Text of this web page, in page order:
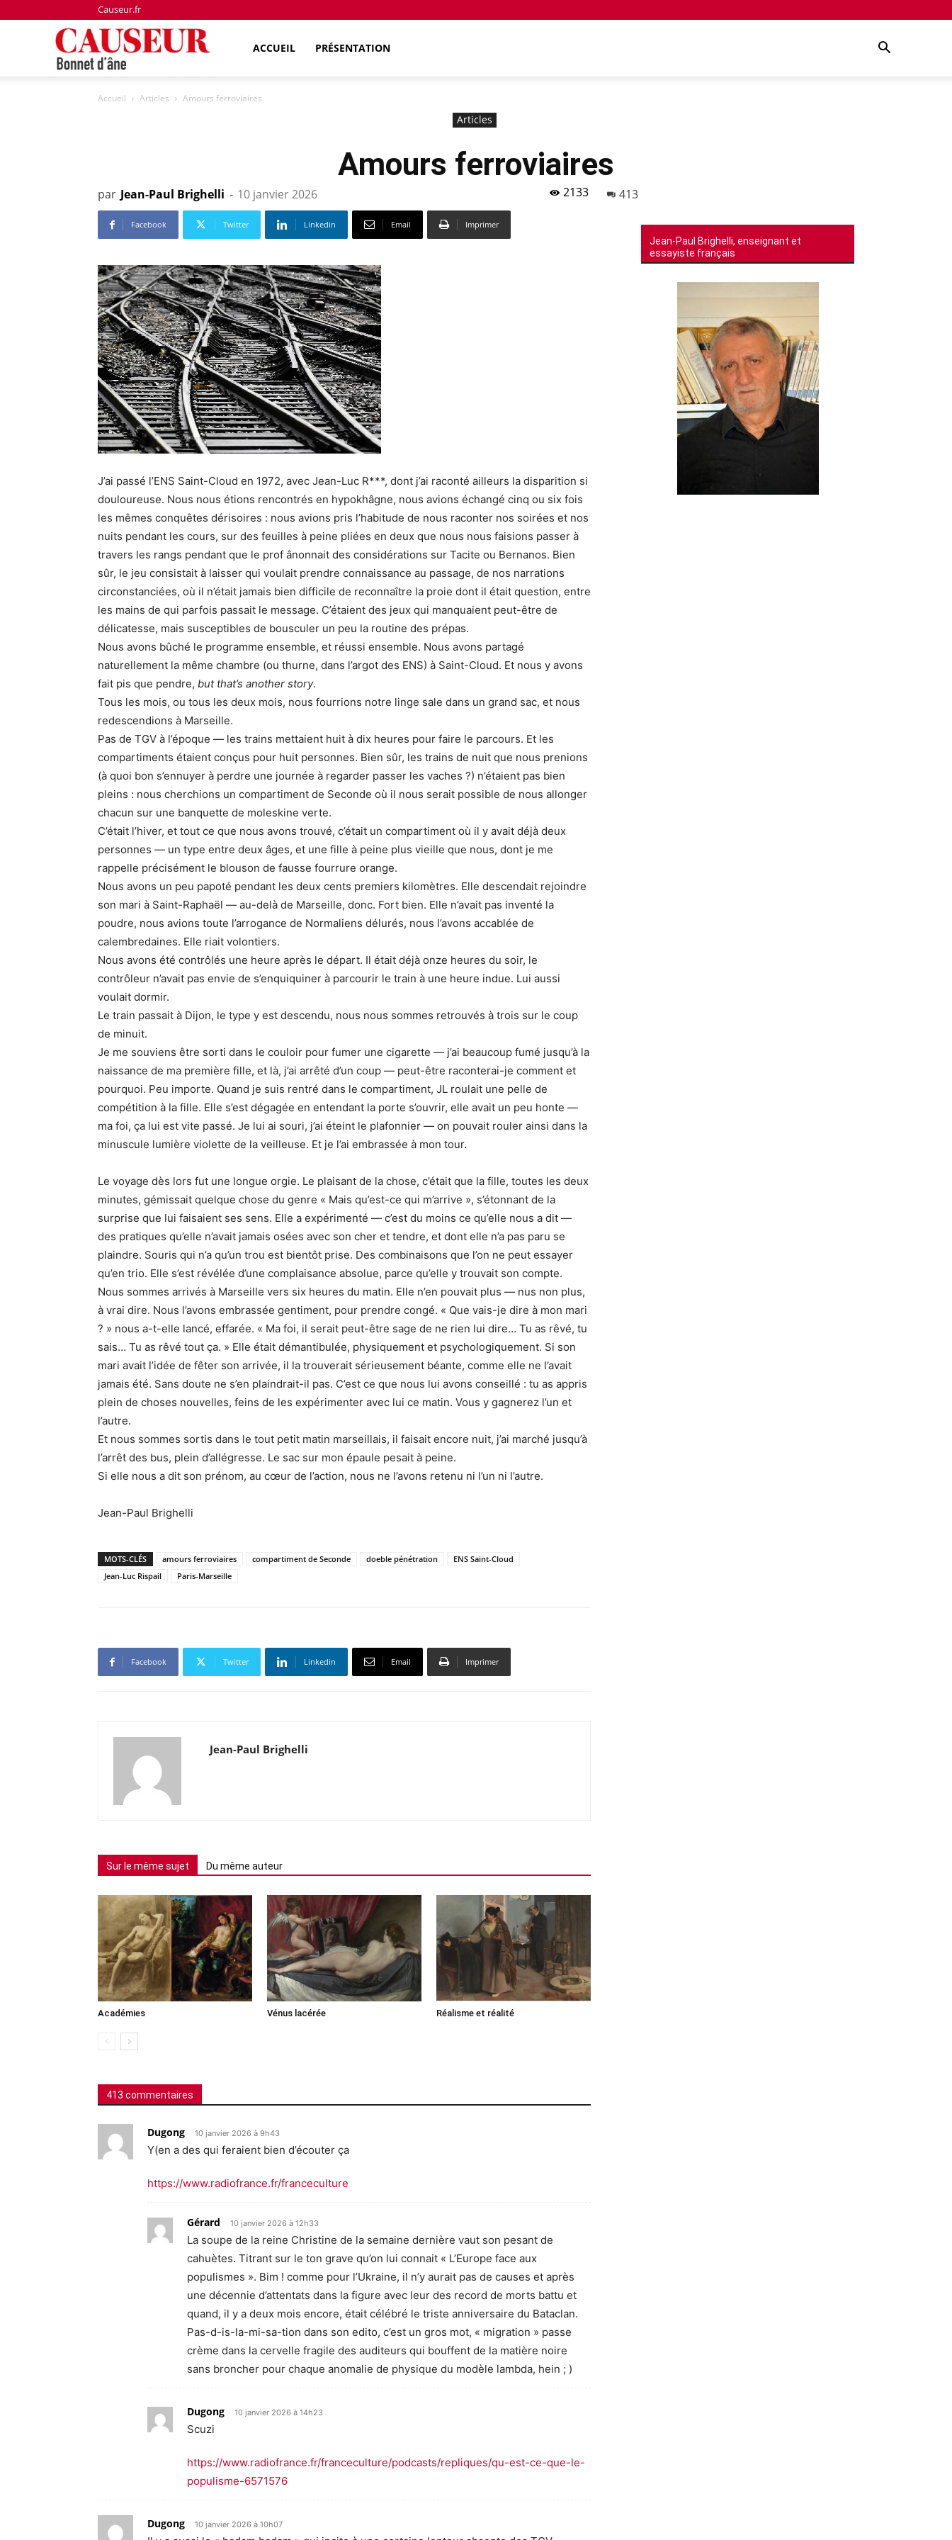
Causeur.fr
d'âne
ACCUEIL PRÉSENTATION
Accueil Articles Amours ferroviaires
Articles
Amours ferroviaires
par Jean-Paul Brighelli - 10 janvier 2026 2133 413
Facebook Twitter Linkedin Email Imprimer
J’ai passé l’ENS Saint-Cloud en 1972, avec Jean-Luc R***, dont j’ai raconté ailleurs la disparition si
douloureuse. Nous nous étions rencontrés en hypokhâgne, nous avions échangé cinq ou six fois
les mêmes conquêtes dérisoires : nous avions pris l’habitude de nous raconter nos soirées et nos
nuits pendant les cours, sur des feuilles à peine pliées en deux que nous nous faisions passer à
travers les rangs pendant que le prof ânonnait des considérations sur Tacite ou Bernanos. Bien
sûr, le jeu consistait à laisser qui voulait prendre connaissance au passage, de nos narrations
circonstanciées, où il n’était jamais bien difficile de reconnaître la proie dont il était question, entre
les mains de qui parfois passait le message. C’étaient des jeux qui manquaient peut-être de
délicatesse, mais susceptibles de bousculer un peu la routine des prépas.
Nous avons bûché le programme ensemble, et réussi ensemble. Nous avons partagé
naturellement la même chambre (ou thurne, dans l’argot des ENS) à Saint-Cloud. Et nous y avons
fait pis que pendre, but that’s another story.
Tous les mois, ou tous les deux mois, nous fourrions notre linge sale dans un grand sac, et nous
redescendions à Marseille.
Pas de TGV à l’époque — les trains mettaient huit à dix heures pour faire le parcours. Et les
compartiments étaient conçus pour huit personnes. Bien sûr, les trains de nuit que nous prenions
(à quoi bon s’ennuyer à perdre une journée à regarder passer les vaches ?) n’étaient pas bien
pleins : nous cherchions un compartiment de Seconde où il nous serait possible de nous allonger
chacun sur une banquette de moleskine verte.
C’était l’hiver, et tout ce que nous avons trouvé, c’était un compartiment où il y avait déjà deux
personnes — un type entre deux âges, et une fille à peine plus vieille que nous, dont je me
rappelle précisément le blouson de fausse fourrure orange.
Nous avons un peu papoté pendant les deux cents premiers kilomètres. Elle descendait rejoindre
son mari à Saint-Raphaël — au-delà de Marseille, donc. Fort bien. Elle n’avait pas inventé la
poudre, nous avions toute l’arrogance de Normaliens délurés, nous l’avons accablée de
calembredaines. Elle riait volontiers.
Nous avons été contrôlés une heure après le départ. Il était déjà onze heures du soir, le
contrôleur n’avait pas envie de s’enquiquiner à parcourir le train à une heure indue. Lui aussi
voulait dormir.
Le train passait à Dijon, le type y est descendu, nous nous sommes retrouvés à trois sur le coup
de minuit.
Je me souviens être sorti dans le couloir pour fumer une cigarette — j’ai beaucoup fumé jusqu’à la
naissance de ma première fille, et là, j’ai arrêté d’un coup — peut-être raconterai-je comment et
pourquoi. Peu importe. Quand je suis rentré dans le compartiment, JL roulait une pelle de
compétition à la fille. Elle s’est dégagée en entendant la porte s’ouvrir, elle avait un peu honte —
ma foi, ça lui est vite passé. Je lui ai souri, j’ai éteint le plafonnier — on pouvait rouler ainsi dans la
minuscule lumière violette de la veilleuse. Et je l’ai embrassée à mon tour.
Le voyage dès lors fut une longue orgie. Le plaisant de la chose, c’était que la fille, toutes les deux
minutes, gémissait quelque chose du genre « Mais qu’est-ce qui m’arrive », s’étonnant de la
surprise que lui faisaient ses sens. Elle a expérimenté — c’est du moins ce qu’elle nous a dit —
des pratiques qu’elle n’avait jamais osées avec son cher et tendre, et dont elle n’a pas paru se
plaindre. Souris qui n’a qu’un trou est bientôt prise. Des combinaisons que l’on ne peut essayer
qu’en trio. Elle s’est révélée d’une complaisance absolue, parce qu’elle y trouvait son compte.
Nous sommes arrivés à Marseille vers six heures du matin. Elle n’en pouvait plus — nus non plus,
à vrai dire. Nous l’avons embrassée gentiment, pour prendre congé. « Que vais-je dire à mon mari
? » nous a-t-elle lancé, effarée. « Ma foi, il serait peut-être sage de ne rien lui dire… Tu as rêvé, tu
sais… Tu as rêvé tout ça. » Elle était démantibulée, physiquement et psychologiquement. Si son
mari avait l’idée de fêter son arrivée, il la trouverait sérieusement béante, comme elle ne l’avait
jamais été. Sans doute ne s’en plaindrait-il pas. C’est ce que nous lui avons conseillé : tu as appris
plein de choses nouvelles, feins de les expérimenter avec lui ce matin. Vous y gagnerez l’un et
l’autre.
Et nous sommes sortis dans le tout petit matin marseillais, il faisait encore nuit, j’ai marché jusqu’à
l’arrêt des bus, plein d’allégresse. Le sac sur mon épaule pesait à peine.
Si elle nous a dit son prénom, au cœur de l’action, nous ne l’avons retenu ni l’un ni l’autre.
Jean-Paul Brighelli
MOTS-CLÉS amours ferroviaires compartiment de Seconde doeble pénétration
ENS Saint-Cloud
Jean-Luc Rispail
Paris-Marseille
Facebook Twitter Linkedin Email Imprimer
Jean-Paul Brighelli
Sur le même sujet Du même auteur
Académies Vénus lacérée Réalisme et réalité
413 commentaires
Dugong 10 janvier 2026 à 9h43
Y(en a des qui feraient bien d’écouter ça
https://www.radiofrance.fr/franceculture
Gérard 10 janvier 2026 à 12h33
La soupe de la reine Christine de la semaine dernière vaut son pesant de
cahuètes. Titrant sur le ton grave qu’on lui connait « L’Europe face aux
populismes ». Bim ! comme pour l’Ukraine, il n’y aurait pas de causes et après
une décennie d’attentats dans la figure avec leur des record de morts battu et
quand, il y a deux mois encore, était célébré le triste anniversaire du Bataclan.
Pas-d-is-la-mi-sa-tion dans son edito, c’est un gros mot, « migration » passe
crème dans la cervelle fragile des auditeurs qui bouffent de la matière noire
sans broncher pour chaque anomalie de physique du modèle lambda, hein ; )
Dugong 10 janvier 2026 à 14h23
Scuzi
https://www.radiofrance.fr/franceculture/podcasts/repliques/qu-est-ce-que-le-
populisme-6571576
Dugong 10 janvier 2026 à 10h07
Jean-Paul Brighelli, enseignant et
essayiste français